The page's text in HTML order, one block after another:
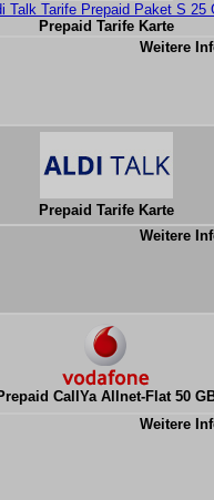
Talk Tarife Prepaid Paket S 25
Prepaid Tarife Karte
Weitere
Prepaid Tarife Karte
Weitere
CallYa Allnet-Flat 50
Weitere